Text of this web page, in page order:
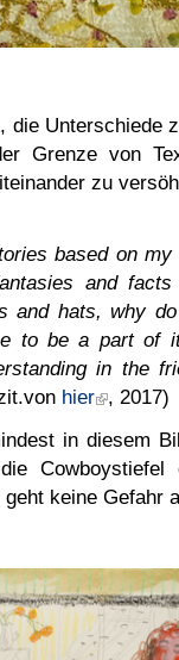
Unterschiede
Grenze von
zu
based on my
and
and hats, why
to be a part of
in the
hier
, 2017)
in diesem
Cowboystiefel
keine Gefahr